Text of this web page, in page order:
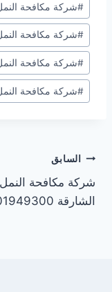
#شركة مكافحة
#شركة مكافحة النمل
#شركة مكافحة
#شركة مكافحة
تصفّح
المقالات
السابق
شركة مكافحة
الشارقة 0501949300